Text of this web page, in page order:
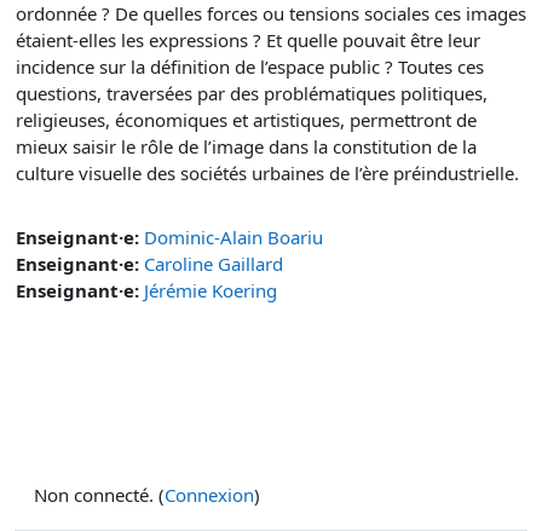
ordonnée ? De quelles forces ou tensions sociales ces images
étaient-elles les expressions ? Et quelle pouvait être leur
incidence sur la définition de l’espace public ? Toutes ces
questions, traversées par des problématiques politiques,
religieuses, économiques et artistiques, permettront de
mieux saisir le rôle de l’image dans la constitution de la
culture visuelle des sociétés urbaines de l’ère préindustrielle.
Enseignant·e: Dominic-Alain Boariu
Enseignant·e: Caroline Gaillard
Enseignant·e: Jérémie Koering
Non connecté. (Connexion)